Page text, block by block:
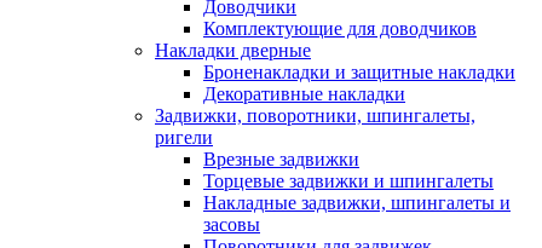
Доводчики
Комплектующие для доводчиков
Накладки дверные
Броненакладки и защитные накладки
Декоративные накладки
Задвижки, поворотники, шпингалеты,
ригели
Врезные задвижки
Торцевые задвижки и шпингалеты
Накладные задвижки, шпингалеты и
засовы